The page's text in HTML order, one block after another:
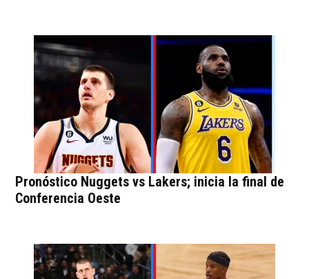
Pronóstico Nuggets vs Lakers; inicia la final de
Conferencia Oeste